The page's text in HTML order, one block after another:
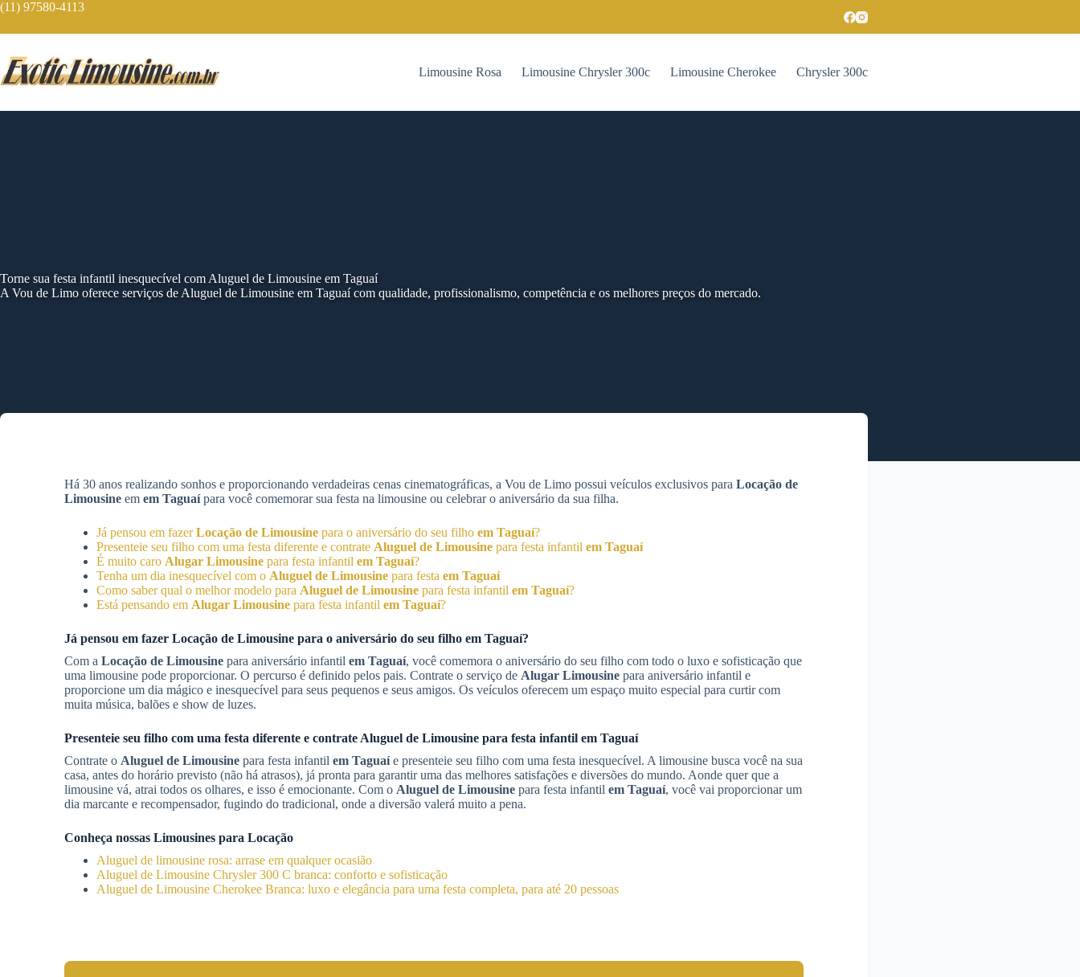
Skip
content
(11) 97580-4113
Limousine Rosa Limousine Chrysler 300c Limousine Cherokee Chrysler 300c
Torne sua festa infantil inesquecível com Aluguel de Limousine em Taguaí
A Vou de Limo oferece serviços de Aluguel de Limousine em Taguaí com qualidade, profissionalismo, competência e os melhores preços do mercado.
Há 30 anos realizando sonhos e proporcionando verdadeiras cenas cinematográficas, a Vou de Limo possui veículos exclusivos para Locação de
Limousine em em Taguaípara você comemorar sua festa na limousine ou celebrar o aniversário da sua filha.
Já pensou em fazerLocação de Limousine para o aniversário do seu filho em Taguaí?
Presenteie seu filho com uma festa diferente e contrate Aluguel de Limousine para festa infantil em Taguaí
É muito caro Alugar Limousine para festa infantil em Taguaí?
Tenha um dia inesquecível com o Aluguel de Limousine para festa em Taguaí
Como saber qual o melhor modelo para Aluguel de Limousine para festa infantil em Taguaí?
Está pensando em Alugar Limousine para festa infantil em Taguaí?
Já pensou em fazer Locação de Limousine para o aniversário do seu filho em Taguaí?
Com a Locação de Limousine para aniversário infantil em Taguaí, você comemora o aniversário do seu filho com todo o luxo e sofisticação que
uma limousine pode proporcionar. O percurso é definido pelos pais. Contrate o serviço de Alugar Limousine para aniversário infantil e
proporcione um dia mágico e inesquecível para seus pequenos e seus amigos. Os veículos oferecem um espaço muito especial para curtir com
muita música, balões e show de luzes.
Presenteie seu filho com uma festa diferente e contrate Aluguel de Limousine para festa infantil em Taguaí
Contrate o Aluguel de Limousine para festa infantil em Taguaíe presenteie seu filho com uma festa inesquecível. A limousine busca você na sua
casa, antes do horário previsto (não há atrasos), já pronta para garantir uma das melhores satisfações e diversões do mundo. Aonde quer que a
limousine vá, atrai todos os olhares, e isso é emocionante. Com o Aluguel de Limousine para festa infantil em Taguaí, você vai proporcionar um
dia marcante e recompensador, fugindo do tradicional, onde a diversão valerá muito a pena.
Conheça nossas Limousines para Locação
Aluguel de limousine rosa: arrase em qualquer ocasião
Aluguel de Limousine Chrysler 300 C branca: conforto e sofisticação
Aluguel de Limousine Cherokee Branca: luxo e elegância para uma festa completa, para até 20 pessoas